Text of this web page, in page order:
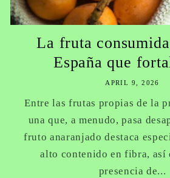
La fruta
España que
APRIL 9, 2026
Entre las frutas propias de la
una que, a menudo, pasa
fruto anaranjado destaca
alto contenido en fibra, así
presencia de...